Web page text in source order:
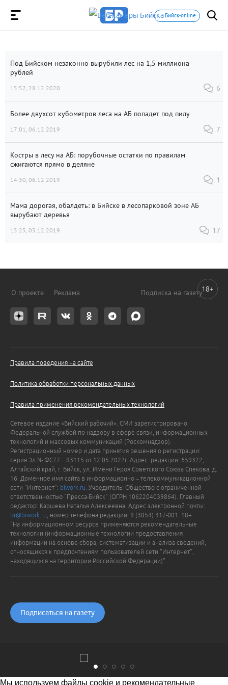
Бийск-online
Под Бийском незаконно вырубили лес на 1,5 миллиона
рублей
15:52, 28.12.2020 6
Более двухсот кубометров леса на АБ попадет под пилу
17:01, 06.12.2019 7
Костры в лесу на АБ: порубочные остатки по правилам
сжигаются прямо в деляне
14:30, 06.12.2019 1
Мама дорогая, обалдеть: в Бийске в лесопарковой зоне АБ
вырубают деревья
15:25, 05.12.2019 17
О проекте Реклама Подписка на газету
Правила поведения на сайте
Политика обработки персональных данных
Правила применения рекомендательных технологий
Сетевое издание «Бийский рабочий». СМИ зарегистрировано
Федеральной службой по надзору в сфере связи, информационных
технологий и массовых коммуникаций (Роскомнадзор).
Регистрационный номер и дата принятия решения о регистрации:
серия Эл № ФС77 – 83115 от 12.05.2022г. Адрес: редакции: 659322,
Алтайский край, г. Бийск, ул. Имени Героя Советского Союза Спекова, д.
16. Доменное имя сайта в информационно – телекоммуникационной
сети "Интернет": biwork.ru . Учредитель: Общество с ограниченной
ответственностью "Пресса-Бийск" (ОГРН 1062204039864). Главный
редактор: Каршева Наталья Алексеевна. Адрес электронной почты:
br@biwork.ru , номер телефона редакции: 8 (3854) 317-001. 18+
"На информационном ресурсе применяются рекомендательные
технологии (информационные технологии предоставления
информации на основе сбора, систематизации и анализа сведений,
относящихся к предпочтениям пользователей сети "Интернет",
находящихся на территории Российской Федерации)".
Подписаться на газету
18+
Мы используем файлы cookie и рекомендательные